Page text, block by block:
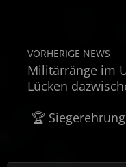
VORHERIGE NEWS
Militärränge im
Lücken
🏆